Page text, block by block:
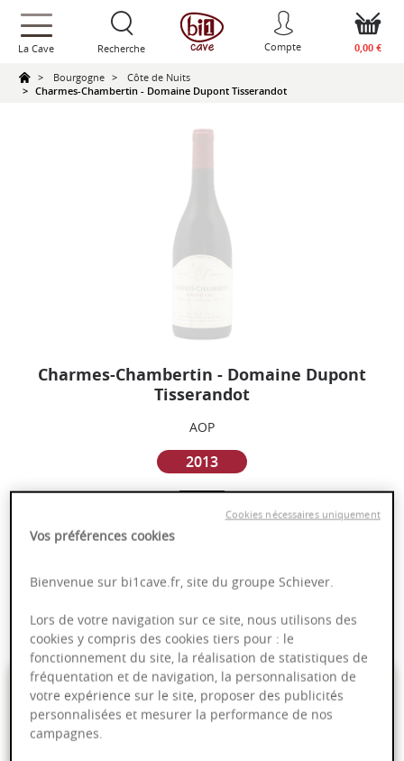
text.skipToContent
text.skipToNavigation
La Cave Recherche Compte 0,00 €
Bourgogne
Côte de Nuits
Charmes-Chambertin - Domaine Dupont Tisserandot
Charmes-Chambertin - Domaine Dupont
Tisserandot
AOP
2013
Bourgogne
Complexité
Fruité
199,00 €
Vos préférences cookies
Bienvenue sur bi1cave.fr, site du groupe Schiever.
Lors de votre navigation sur ce site, nous utilisons des
cookies y compris des cookies tiers pour : le
fonctionnement du site, la réalisation de statistiques de
fréquentation et de navigation, la personnalisation de
votre expérience sur le site, proposer des publicités
personnalisées et mesurer la performance de nos
campagnes.
Cookies nécessaires uniquement